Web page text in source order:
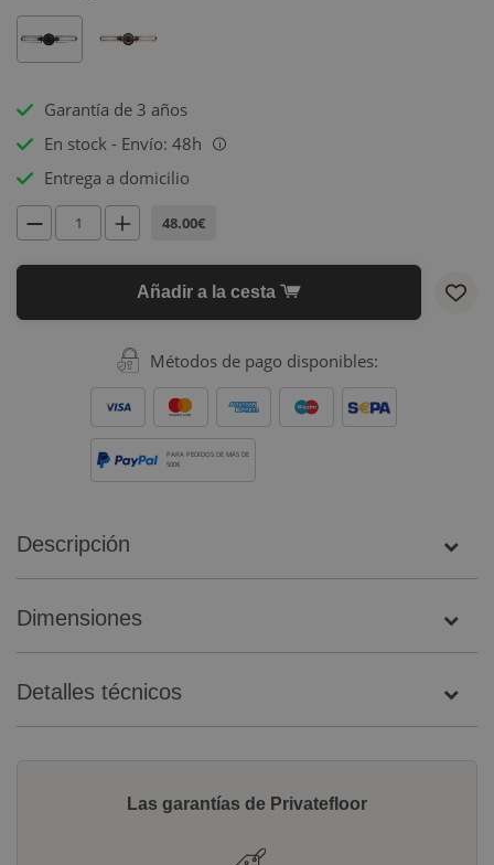
Garantía de 3 años
En stock - Envío: 48h
i
Entrega a domicilio
48.00€
Añadir a la cesta
Métodos de pago disponibles:
PARA PEDIDOS DE MÁS DE
500€
Descripción
Dimensiones
Detalles técnicos
Las garantías de Privatefloor